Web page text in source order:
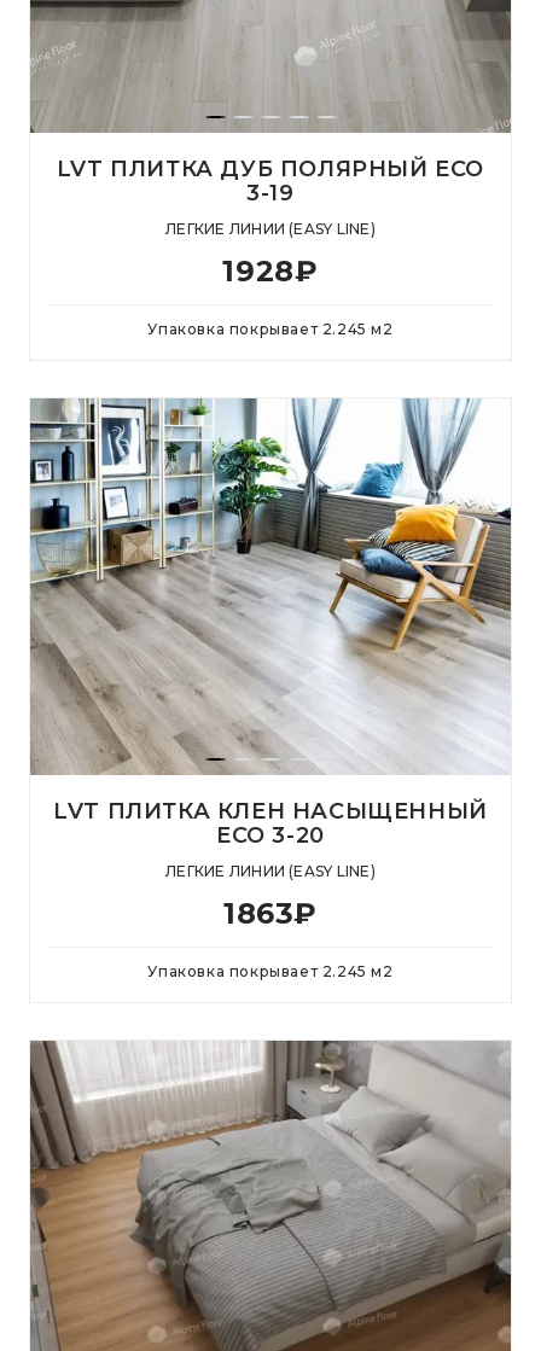
LVT ПЛИТКА ДУБ ПОЛЯРНЫЙ ECO
3-19
ЛЕГКИЕ ЛИНИИ (EASY LINE)
1928₽
Упаковка покрывает 2.245 м 2
LVT ПЛИТКА КЛЕН НАСЫЩЕННЫЙ
ECO 3-20
ЛЕГКИЕ ЛИНИИ (EASY LINE)
1863₽
Упаковка покрывает 2.245 м 2